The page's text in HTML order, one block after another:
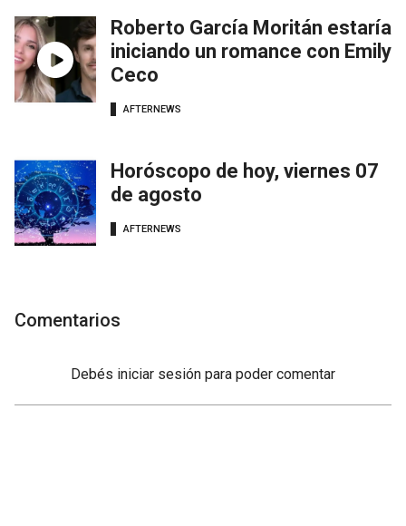
Roberto García Moritán estaría
iniciando un romance con Emily
Ceco
AFTERNEWS
Horóscopo de hoy, viernes 07
de agosto
AFTERNEWS
Comentarios
Debés iniciar sesión para poder comentar